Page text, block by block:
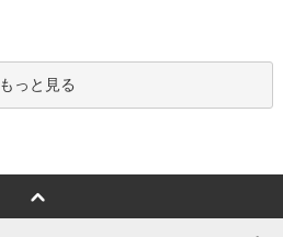
もっと見る